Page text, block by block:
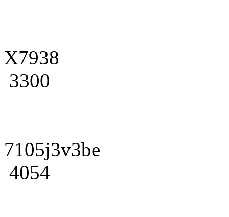
X7938
3300
7105j3v3be
4054